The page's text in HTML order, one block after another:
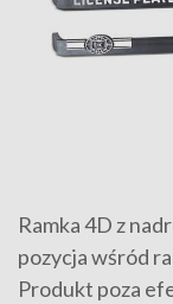
Ramka 4D z
pozycja wśród
Produkt poza